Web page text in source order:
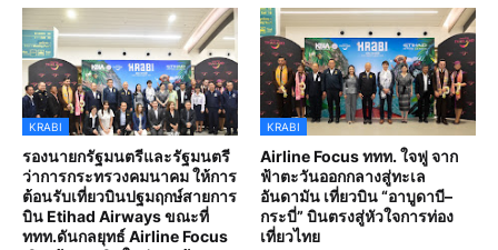
KRABI
รองนายกรัฐมนตรีและรัฐมนตรี
ว่าการกระทรวงคมนาคม ให้การ
ต้อนรับเที่ยวบินปฐมฤกษ์สายการ
บิน Etihad Airways ขณะที่
ททท.ดันกลยุทธ์ Airline Focus
KRABI
Airline Focus ททท. ใจฟู จาก
ฟ้าตะวันออกกลางสู่ทะเล
อันดามัน เที่ยวบิน “อาบูดาบี–
กระบี่” บินตรงสู่หัวใจการท่อง
เที่ยวไทย